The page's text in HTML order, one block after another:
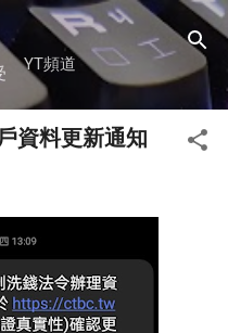
容
YT頻道
資料更新通知